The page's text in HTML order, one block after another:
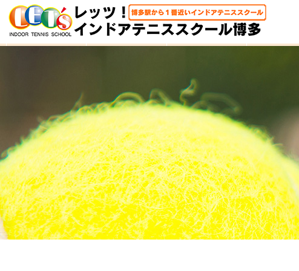
HOME 体験レッスン 大人クラス 子どもク